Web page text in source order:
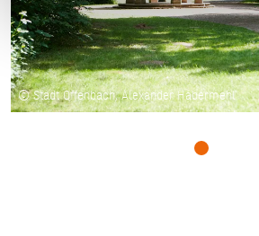
© Stadt Offenbach, Alexander Habermehl